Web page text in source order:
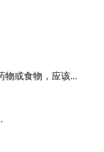
物或食物，应该...